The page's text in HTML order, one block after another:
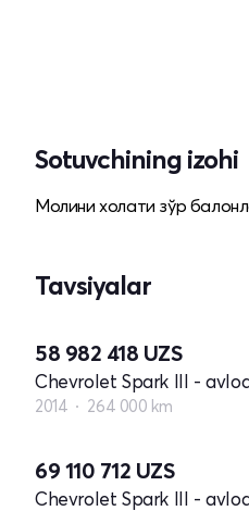
Sotuvchining izohi
Молини холати зўр
Tavsiyalar
58 982 418 UZS
Chevrolet Spark III -
2014 264 000 km
69 110 712 UZS
Chevrolet Spark III -